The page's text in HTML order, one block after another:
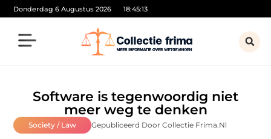
Donderdag 6 Augustus 2026 18:45:14
Software is tegenwoordig niet
meer weg te denken
Society / Law Gepubliceerd Door Collectie Frima.nl